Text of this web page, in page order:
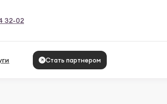
32-02
Стать партнером